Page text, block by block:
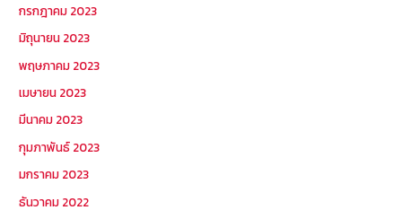
กรกฎาคม 2023
มิถุนายน 2023
พฤษภาคม 2023
เมษายน 2023
มีนาคม 2023
กุมภาพันธ์ 2023
มกราคม 2023
ธันวาคม 2022